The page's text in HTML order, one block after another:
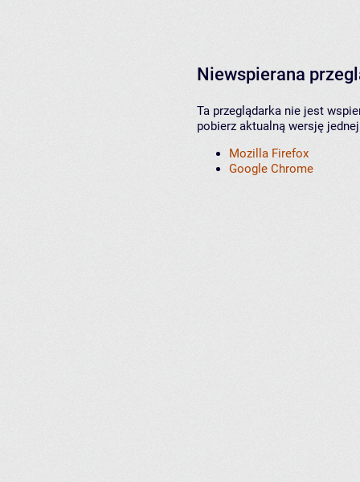
Niewspierana
Ta przeglądarka nie jest
pobierz aktualną wersję
Mozilla Firefox
Google Chrome